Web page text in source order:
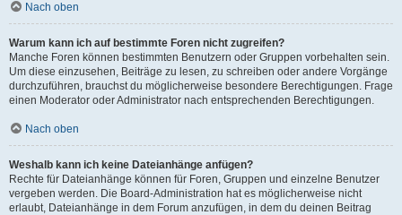
Nach oben
Warum kann ich auf bestimmte Foren nicht zugreifen?
Manche Foren können bestimmten Benutzern oder Gruppen vorbehalten sein.
Um diese einzusehen, Beiträge zu lesen, zu schreiben oder andere Vorgänge
durchzuführen, brauchst du möglicherweise besondere Berechtigungen. Frage
einen Moderator oder Administrator nach entsprechenden Berechtigungen.
Nach oben
Weshalb kann ich keine Dateianhänge anfügen?
Rechte für Dateianhänge können für Foren, Gruppen und einzelne Benutzer
vergeben werden. Die Board-Administration hat es möglicherweise nicht
erlaubt, Dateianhänge in dem Forum anzufügen, in dem du deinen Beitrag